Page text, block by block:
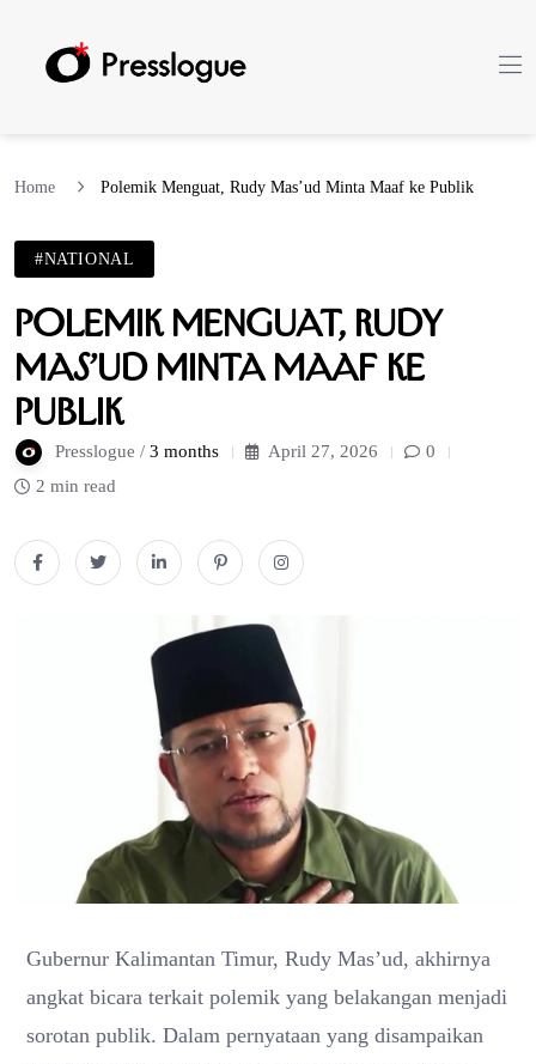
Home Polemik Menguat, Rudy Mas’ud Minta Maaf ke Publik
#NATIONAL
Polemik Menguat, Rudy
Mas’ud Minta Maaf ke
Publik
Presslogue / 3 months April 27, 2026
0
2 min read
Gubernur Kalimantan Timur, Rudy Mas’ud, akhirnya
angkat bicara terkait polemik yang belakangan menjadi
sorotan publik. Dalam pernyataan yang disampaikan